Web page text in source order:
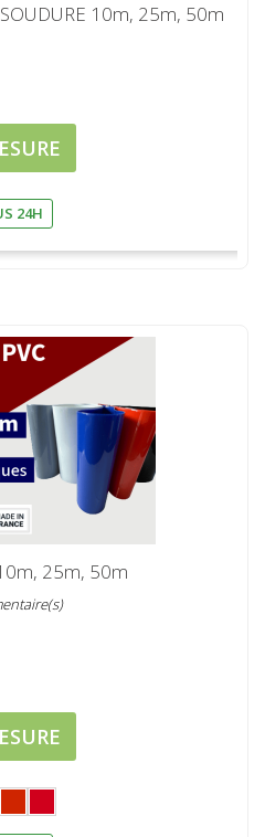
SOUDURE 10m, 25m, 50m
24H
25m, 50m